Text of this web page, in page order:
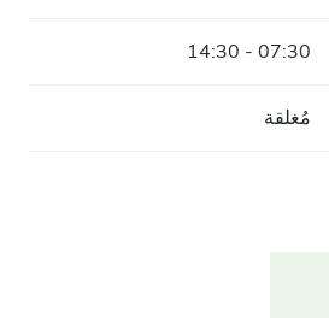
07:30 - 14:30
مُغلقة